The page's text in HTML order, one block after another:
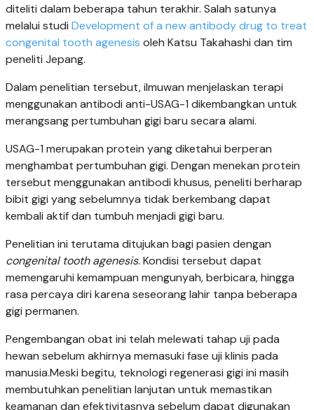
diteliti dalam beberapa tahun terakhir. Salah satunya
melalui studi Development of a new antibody drug to treat
congenital tooth agenesis oleh Katsu Takahashi dan tim
peneliti Jepang.
Dalam penelitian tersebut, ilmuwan menjelaskan terapi
menggunakan antibodi anti-USAG-1 dikembangkan untuk
merangsang pertumbuhan gigi baru secara alami.
USAG-1 merupakan protein yang diketahui berperan
menghambat pertumbuhan gigi. Dengan menekan protein
tersebut menggunakan antibodi khusus, peneliti berharap
bibit gigi yang sebelumnya tidak berkembang dapat
kembali aktif dan tumbuh menjadi gigi baru.
Penelitian ini terutama ditujukan bagi pasien dengan
congenital tooth agenesis. Kondisi tersebut dapat
memengaruhi kemampuan mengunyah, berbicara, hingga
rasa percaya diri karena seseorang lahir tanpa beberapa
gigi permanen.
Pengembangan obat ini telah melewati tahap uji pada
hewan sebelum akhirnya memasuki fase uji klinis pada
manusia.Meski begitu, teknologi regenerasi gigi ini masih
membutuhkan penelitian lanjutan untuk memastikan
keamanan dan efektivitasnya sebelum dapat digunakan